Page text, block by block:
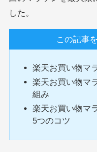
した。
この記事
楽天お買い物マ
楽天お買い物マ
組み
楽天お買い物マ
5つのコツ